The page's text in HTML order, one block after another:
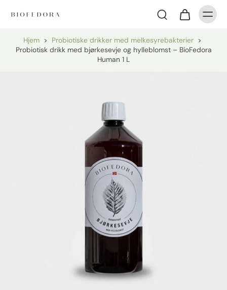
Hjem > Probiotiske drikker med melkesyrebakterier >
Probiotisk drikk med bjørkesevje og hylleblomst – BioFedora
Human 1 L